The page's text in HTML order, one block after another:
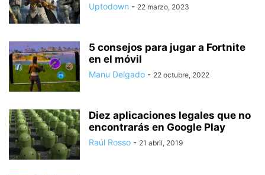
Uptodown - 22 marzo, 2023
5 consejos para jugar a Fortnite
en el móvil
Manu Delgado - 22 octubre, 2022
Diez aplicaciones legales que no
encontrarás en Google Play
Raúl Rosso - 21 abril, 2019